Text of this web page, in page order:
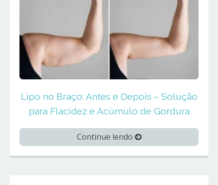
Lipo no Braço: Antes e Depois – Solução
para Flacidez e Acúmulo de Gordura
Continue lendo